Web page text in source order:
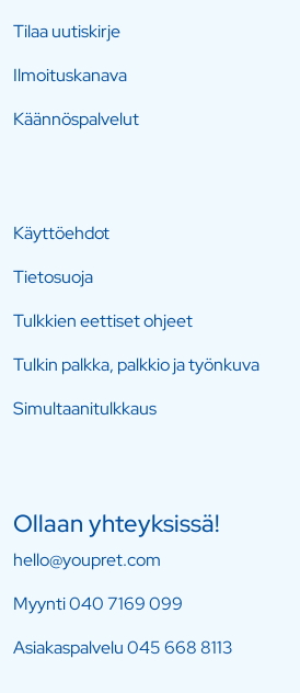
Tilaa uutiskirje
Ilmoituskanava
Käännöspalvelut
Käyttöehdot
Tietosuoja
Tulkkien eettiset ohjeet
Tulkin palkka, palkkio ja työnkuva
Simultaanitulkkaus
Ollaan yhteyksissä!
hello@youpret.com
Myynti040 7169 099
Asiakaspalvelu045 668 8113